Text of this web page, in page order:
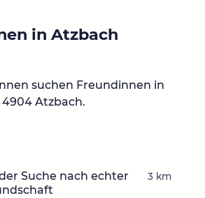
in Atzbach
suchen Freundinnen in
Atzbach.
Suche nach echter
3 km